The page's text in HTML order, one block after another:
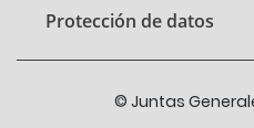
Protección de datos
© Juntas